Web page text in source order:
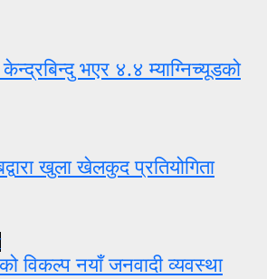
केन्द्रबिन्दु भएर ४.४ म्याग्निच्यूडको
खुला खेलकुद प्रतियोगिता
विकल्प नयाँ जनवादी व्यवस्था